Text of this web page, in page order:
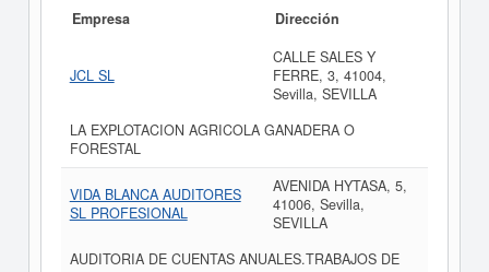
Empresa Dirección
JCL SL
CALLE SALES Y
FERRE, 3, 41004,
Sevilla, SEVILLA
LA EXPLOTACION AGRICOLA GANADERA O
FORESTAL
VIDA BLANCA AUDITORES
SL PROFESIONAL
AVENIDA HYTASA, 5,
41006, Sevilla,
SEVILLA
AUDITORIA DE CUENTAS ANUALES.TRABAJOS DE